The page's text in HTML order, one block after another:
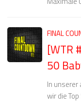
FINAL
[WTR
50
In unserer
wir die